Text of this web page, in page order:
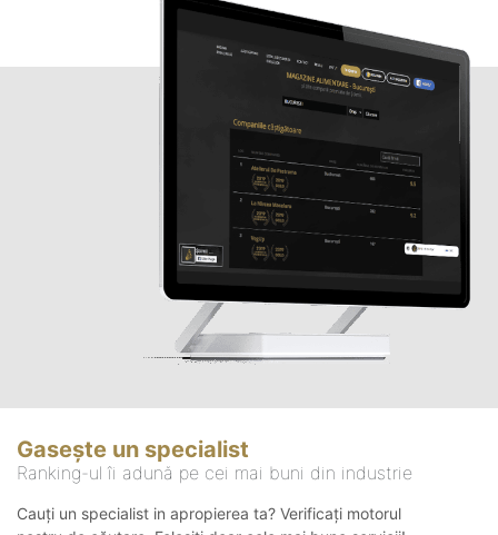
Gasește un specialist
Ranking-ul îi adună pe cei mai buni din industrie
Cauți un specialist in apropierea ta? Verificați motorul